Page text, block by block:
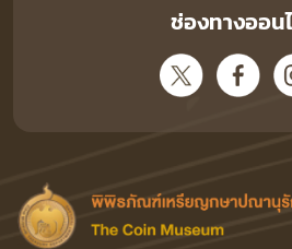
ช่องทางออน